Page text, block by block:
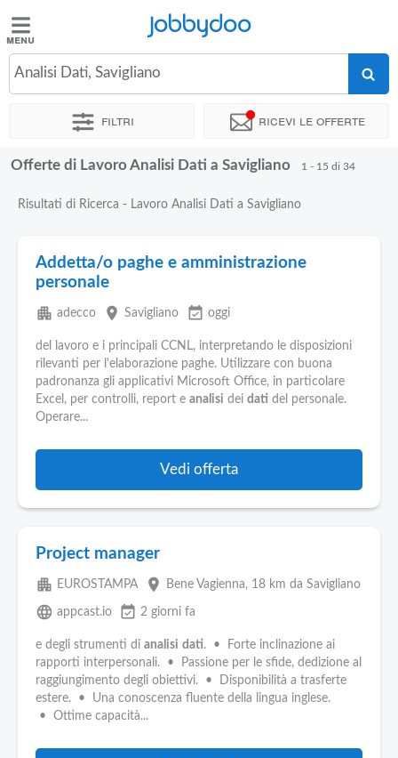
Jobbydoo
Offerte
Stipendi
Blog
Pubblica
Offerte
Aziende
Jobbydoo
Analisi Dati, Savigliano
Filtri Ricevi le offerte
Offerte di Lavoro Analisi Dati a Savigliano 1 - 15 di 34
Risultati di Ricerca - Lavoro Analisi Dati a Savigliano
Addetta/o paghe e amministrazione
personale
apartment adecco place Savigliano event_available oggi
del lavoro e i principali CCNL, interpretando le disposizioni
rilevanti per l'elaborazione paghe. Utilizzare con buona
padronanza gli applicativi Microsoft Office, in particolare
Excel, per controlli, report e analisi dei dati del personale.
Operare...
Vedi offerta
Project manager
apartment EUROSTAMPA place Bene Vagienna, 18 km da Savigliano
language appcast.io event_available 2 giorni fa
e degli strumenti di analisi dati. • Forte inclinazione ai
rapporti interpersonali. • Passione per le sfide, dedizione al
raggiungimento degli obiettivi. • Disponibilità a trasferte
estere. • Una conoscenza fluente della lingua inglese.
• Ottime capacità...